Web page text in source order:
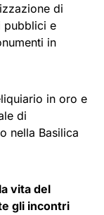
di
pubblici e
in
in oro e
di
nella Basilica
vita del
gli incontri